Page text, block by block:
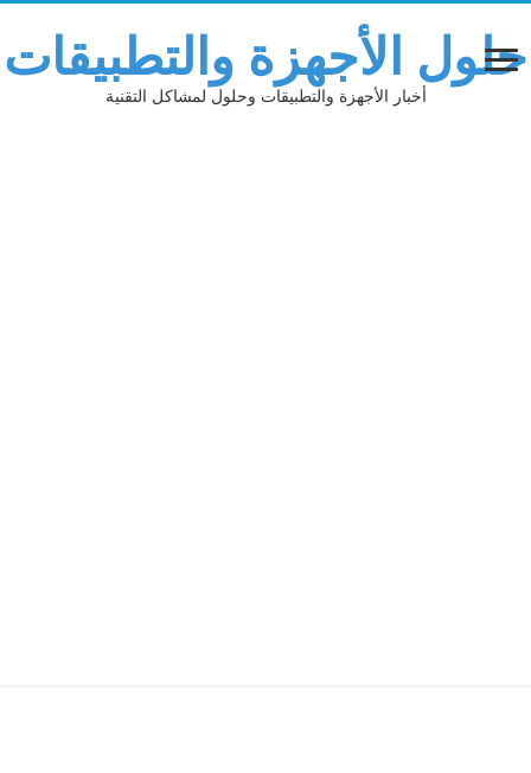
حلول الأجهزة والتطبيقات
أخبار الأجهزة والتطبيقات وحلول لمشاكل التقنية